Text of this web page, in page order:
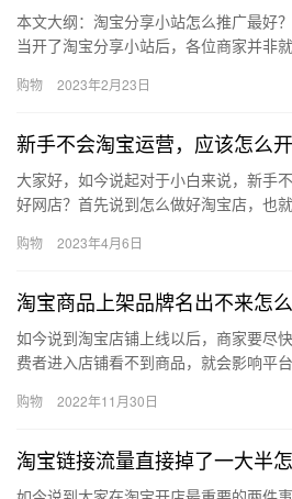
本文大纲：淘宝分享小站怎么推广最好
当开了淘宝分享小站后，各位商家并非
宝分…
购物 2023年2月23日
新手不会淘宝运营，应该怎么开
大家好，如今说起对于小白来说，新手
好网店？首先说到怎么做好淘宝店，也
营的知…
购物 2023年4月6日
淘宝商品上架品牌名出不来怎
如今说到淘宝店铺上线以后，商家要尽
费者进入店铺看不到商品，就会影响平
添加，…
购物 2022年11月30日
淘宝链接流量直接掉了一大半